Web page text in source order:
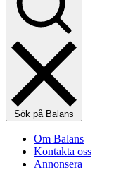
Sök på Balans
Om Balans
Kontakta oss
Annonsera